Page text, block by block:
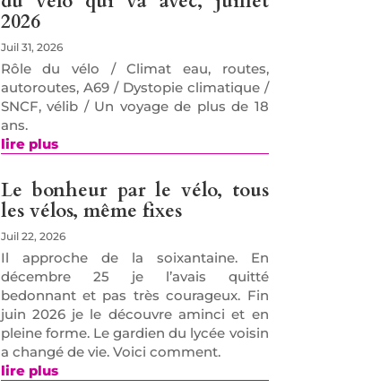
2026
Juil 31, 2026
Rôle du vélo / Climat eau, routes,
autoroutes, A69 / Dystopie climatique /
SNCF, vélib / Un voyage de plus de 18
ans.
lire plus
Le bonheur par le vélo, tous
les vélos, même fixes
Juil 22, 2026
Il approche de la soixantaine. En
décembre 25 je l’avais quitté
bedonnant et pas très courageux. Fin
juin 2026 je le découvre aminci et en
pleine forme. Le gardien du lycée voisin
a changé de vie. Voici comment.
lire plus